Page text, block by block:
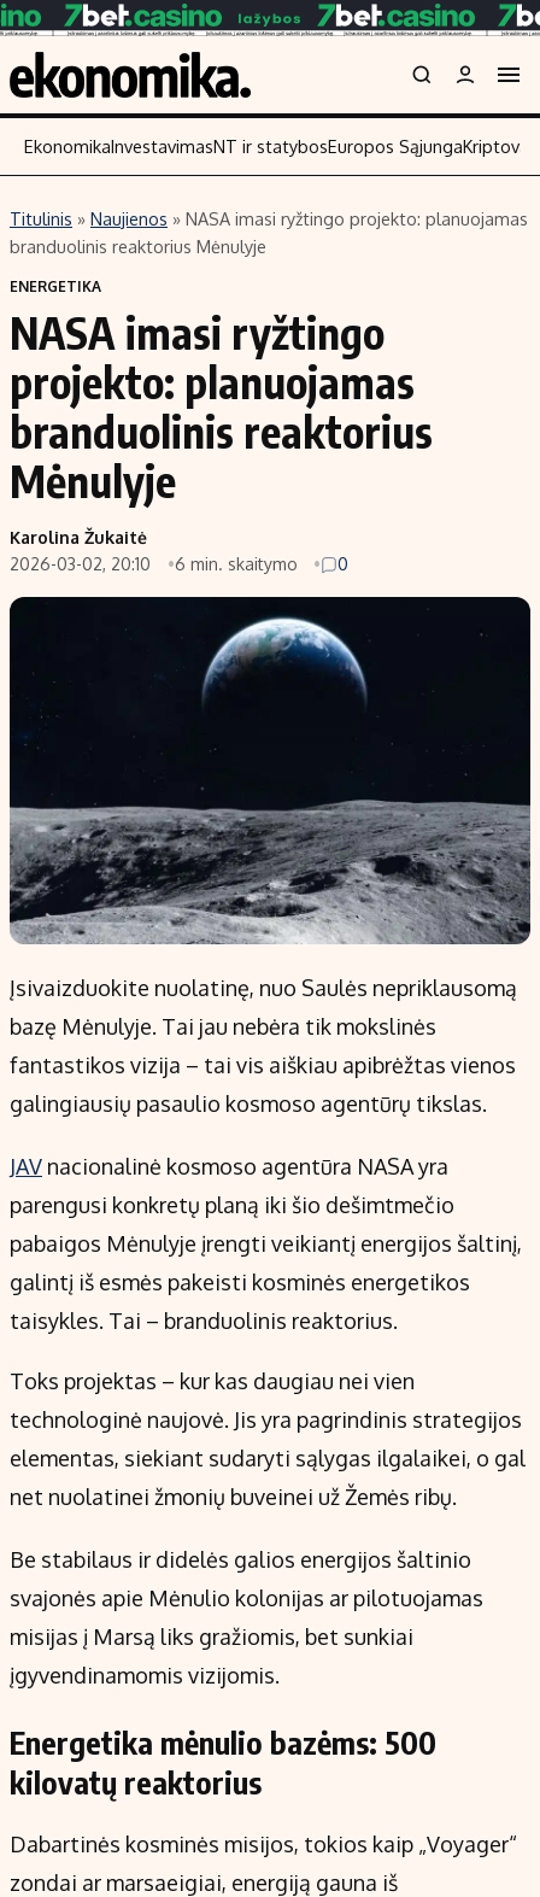
Turinys
Naujienos
Aplinka
Verslas
Energetika
Ekonomika
Politika
NT ir statybos
Įmonės
Žemės ūkis
Technologijos
Laisvalaikis
Akcijų rinka
Kriptovaliutos
Migracija
Nedarbo išmokos skaičiuoklė
Indėliai
Indėlių skaičiuoklė
Būsto finansai
Redakcija
Apie mus
Redakcijos politika
Privatumo politika
Turinio žymėjimo taisyklės
Kontaktai
Indėlių palūkanos
EkonomikaInvestavimasNT ir statybosEuropos Sąjunga
Titulinis » Naujienos » NASA imasi ryžtingo projekto: planuojamas
branduolinis reaktorius Mėnulyje
ENERGETIKA
NASA imasi ryžtingo
projekto: planuojamas
branduolinis reaktorius
Mėnulyje
Karolina Žukaitė
2026-03-02, 20:10
6 min. skaitymo 0
Įsivaizduokite nuolatinę, nuo Saulės nepriklausomą
bazę Mėnulyje. Tai jau nebėra tik mokslinės
fantastikos vizija – tai vis aiškiau apibrėžtas vienos
galingiausių pasaulio kosmoso agentūrų tikslas.
JAV nacionalinė kosmoso agentūra NASA yra
parengusi konkretų planą iki šio dešimtmečio
pabaigos Mėnulyje įrengti veikiantį energijos šaltinį,
galintį iš esmės pakeisti kosminės energetikos
taisykles. Tai – branduolinis reaktorius.
Toks projektas – kur kas daugiau nei vien
technologinė naujovė. Jis yra pagrindinis strategijos
elementas, siekiant sudaryti sąlygas ilgalaikei, o gal
net nuolatinei žmonių buveinei už Žemės ribų.
Be stabilaus ir didelės galios energijos šaltinio
svajonės apie Mėnulio kolonijas ar pilotuojamas
misijas į Marsą liks gražiomis, bet sunkiai
įgyvendinamomis vizijomis.
Energetika mėnulio bazėms: 500
kilovatų reaktorius
Dabartinės kosminės misijos, tokios kaip „Voyager“
zondai ar marsaeigiai, energiją gauna iš